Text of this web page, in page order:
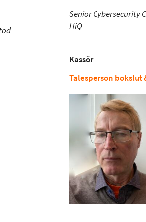
Senior Cybersecurity
HiQ
Kassör
Talesperson bokslut